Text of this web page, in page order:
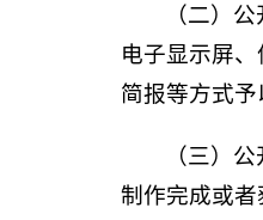
（二）
电子显示屏
简报等方式
（三）
制作完成或